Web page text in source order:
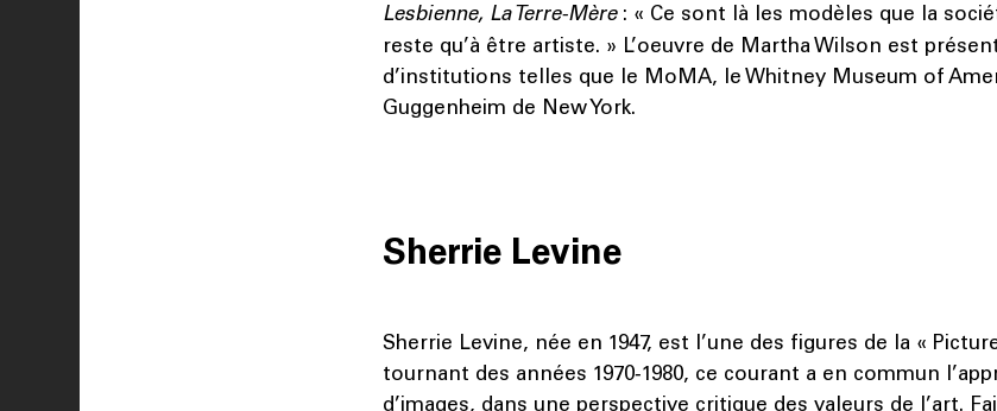
Lesbienne, La Terre-Mère: « Ce sont là les modèles que la
reste qu’à être artiste. » L’oeuvre de Martha Wilson est
d’institutions telles que le MoMA, le Whitney Museum of
Guggenheim de New York.
Sherrie Levine
Sherrie Levine, née en 1947, est l’une des figures de la «
tournant des années 1970‑1980, ce courant a en commun
d’images, dans une perspective critique des valeurs de l’art.